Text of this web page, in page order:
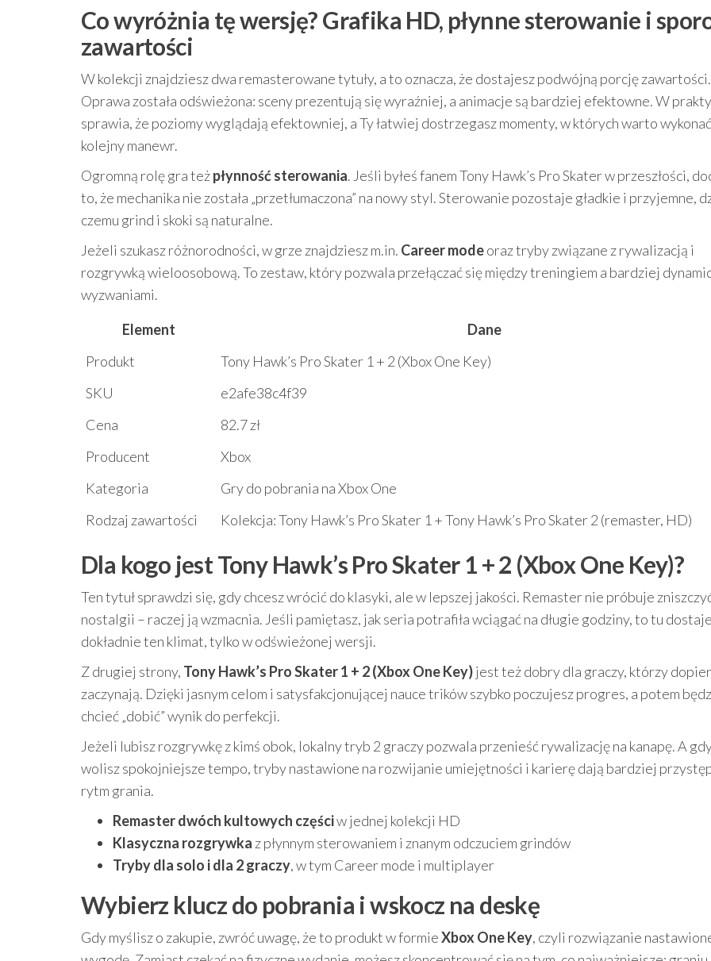
Co wyróżnia tę wersję? Grafika HD, płynne sterowanie i
zawartości
W kolekcji znajdziesz dwa remasterowane tytuły, a to oznacza, że dostajesz podwójną porcję zawartości.
Oprawa została odświeżona: sceny prezentują się wyraźniej, a animacje są bardziej efektowne. W
sprawia, że poziomy wyglądają efektowniej, a Ty łatwiej dostrzegasz momenty, w których warto wykonać
kolejny manewr.
Ogromną rolę gra teżpłynność sterowania. Jeśli byłeś fanem Tony Hawk’s Pro Skater w przeszłości,
to, że mechanika nie została „przetłumaczona” na nowy styl. Sterowanie pozostaje gładkie i przyjemne,
czemu grind i skoki są naturalne.
Jeżeli szukasz różnorodności, w grze znajdziesz m.in. Career modeoraz tryby związane z rywalizacją i
rozgrywką wieloosobową. To zestaw, który pozwala przełączać się między treningiem a bardziej
wyzwaniami.
Element
Dane
Produkt
Tony Hawk’s Pro Skater 1 + 2 (Xbox One Key)
SKU
e2afe38c4f39
Cena
82.7 zł
Producent
Xbox
Kategoria
Gry do pobrania na Xbox One
Rodzaj zawartości
Kolekcja: Tony Hawk’s Pro Skater 1 + Tony Hawk’s Pro Skater 2 (remaster, HD)
Dla kogo jest Tony Hawk’s Pro Skater 1 + 2 (Xbox One Key)?
Ten tytuł sprawdzi się, gdy chcesz wrócić do klasyki, ale w lepszej jakości. Remaster nie próbuje
nostalgii – raczej ją wzmacnia. Jeśli pamiętasz, jak seria potrafiła wciągać na długie godziny, to tu
dokładnie ten klimat, tylko w odświeżonej wersji.
Z drugiej strony, Tony Hawk’s Pro Skater 1 + 2 (Xbox One Key)jest też dobry dla graczy, którzy
zaczynają. Dzięki jasnym celom i satysfakcjonującej nauce trików szybko poczujesz progres, a potem
chcieć „dobić” wynik do perfekcji.
Jeżeli lubisz rozgrywkę z kimś obok, lokalny tryb 2 graczy pozwala przenieść rywalizację na kanapę. A
wolisz spokojniejsze tempo, tryby nastawione na rozwijanie umiejętności i karierę dają bardziej
rytm grania.
Remaster dwóch kultowych częściw jednej kolekcji HD
Klasyczna rozgrywka z płynnym sterowaniem i znanym odczuciem grindów
Tryby dla solo i dla 2 graczy, w tym Career mode i multiplayer
Wybierz klucz do pobrania i wskocz na deskę
Gdy myślisz o zakupie, zwróć uwagę, że to produkt w formieXbox One Key, czyli rozwiązanie